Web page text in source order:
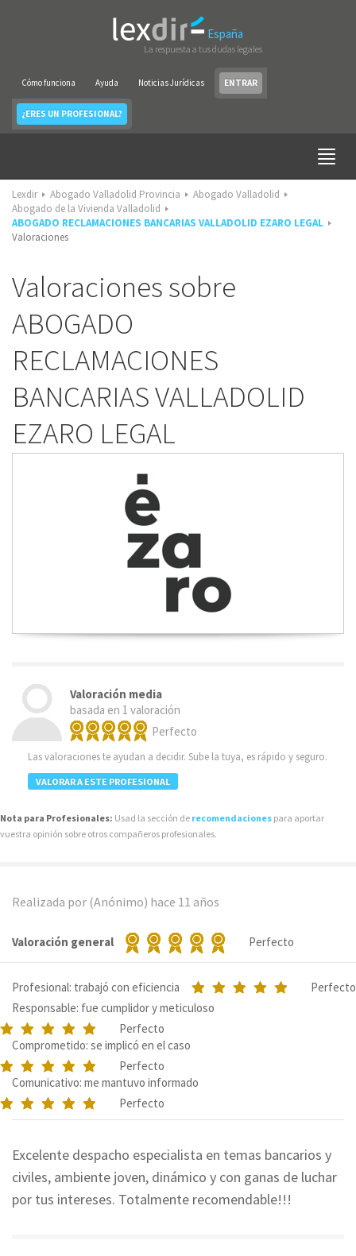
España
La respuesta a tus dudas legales
Cómo funciona Ayuda Noticias Jurídicas ENTRAR
¿ERES UN PROFESIONAL?
Lexdir Abogado Valladolid Provincia
Abogado Valladolid
Abogado de la Vivienda Valladolid
ABOGADO RECLAMACIONES BANCARIAS VALLADOLID EZARO LEGAL
Valoraciones
Valoraciones sobre
ABOGADO
RECLAMACIONES
BANCARIAS VALLADOLID
EZARO LEGAL
Valoración media
basada en 1 valoración
Perfecto
Las valoraciones te ayudan a decidir. Sube la tuya, es rápido y seguro.
VALORAR A ESTE PROFESIONAL
Nota para Profesionales: Usad la sección de recomendaciones para aportar
vuestra opinión sobre otros compañeros profesionales.
Realizada por (Anónimo) hace 11 años
Valoración general Perfecto
Profesional: trabajó con eficiencia
Perfecto
Responsable: fue cumplidor y meticuloso
Perfecto
Comprometido: se implicó en el caso
Perfecto
Comunicativo: me mantuvo informado
Perfecto
Excelente despacho especialista en temas bancarios y
civiles, ambiente joven, dinámico y con ganas de luchar
por tus intereses. Totalmente recomendable!!!